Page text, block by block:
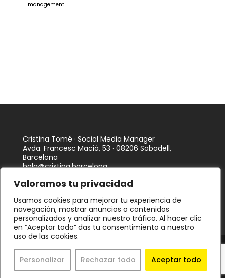
Valoramos tu privacidad
Usamos cookies para mejorar tu experiencia de
navegación, mostrar anuncios o contenidos
personalizados y analizar nuestro tráfico. Al hacer clic
en “Aceptar todo” das tu consentimiento a nuestro
uso de las cookies.
Personalizar Rechazar todo Aceptar todo
management
Cristina Tomé · Social Media Manager
Avda. Francesc Macià, 53 · 08206 Sabadell,
Barcelona
hola@cristina.barcelona
Política de privacidad·Política de cookies·Declaración
de accesibilidad